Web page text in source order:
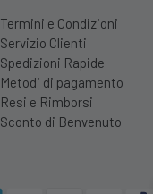
Termini e Condizioni
Servizio Clienti
Spedizioni Rapide
Metodi di pagamento
Resi e Rimborsi
Sconto di Benvenuto